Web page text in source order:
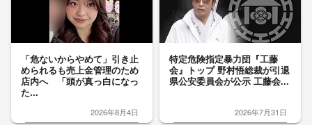
「危ないからやめて」引き止
められるも売上金管理のため
店内へ 「頭が真っ白になっ
た...
2026年8月4日
特定危険指定暴力団『工藤
会』トップ 野村悟総裁が引退
県公安委員会が公示 工藤会...
2026年7月31日